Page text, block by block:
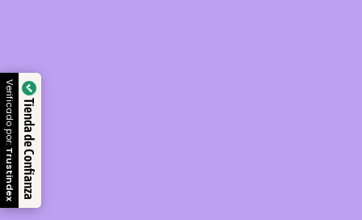
Tienda de Confianza
Verificado por:
Trustindex